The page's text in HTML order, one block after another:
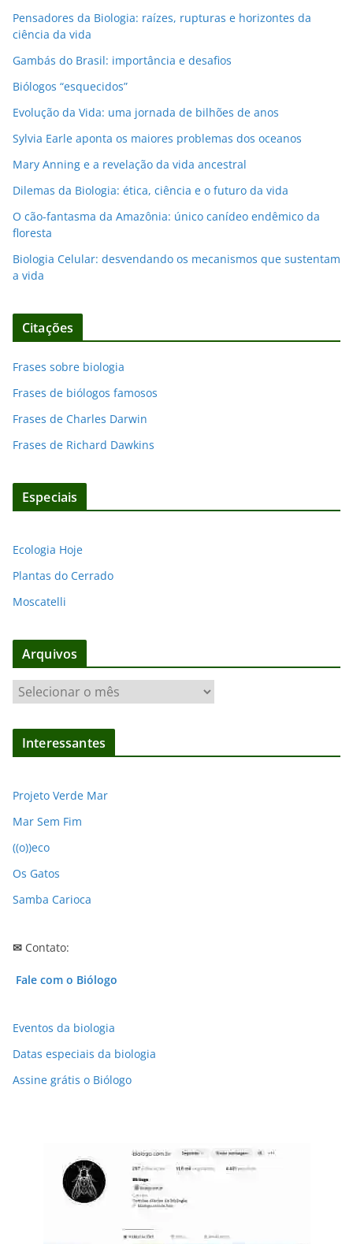
Pensadores da Biologia: raízes, rupturas e horizontes da
ciência da vida
Gambás do Brasil: importância e desafios
Biólogos “esquecidos”
Evolução da Vida: uma jornada de bilhões de anos
Sylvia Earle aponta os maiores problemas dos oceanos
Mary Anning e a revelação da vida ancestral
Dilemas da Biologia: ética, ciência e o futuro da vida
O cão-fantasma da Amazônia: único canídeo endêmico da
floresta
Biologia Celular: desvendando os mecanismos que sustentam
a vida
Citações
Frases sobre biologia
Frases de biólogos famosos
Frases de Charles Darwin
Frases de Richard Dawkins
Especiais
Ecologia Hoje
Plantas do Cerrado
Moscatelli
Arquivos
r
q
s
Interessantes
Projeto Verde Mar
Mar Sem Fim
((o))eco
Os Gatos
Samba Carioca
✉ Contato:
Fale com o Biólogo
Eventos da biologia
Datas especiais da biologia
Assine grátis o Biólogo